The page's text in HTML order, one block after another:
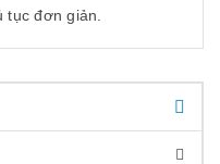
đơn giản.